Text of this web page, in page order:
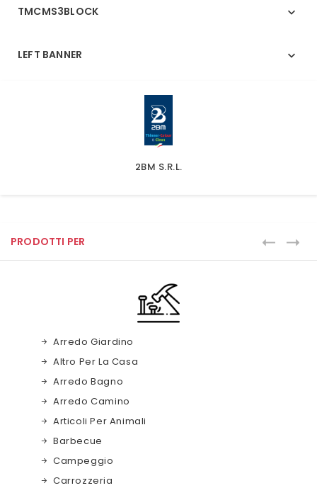
TMCMS3BLOCK 
LEFT BANNER 
2BM S.r.l.
PRODOTTI PER
Arredo Giardino
Altro Per La Casa
Arredo Bagno
Arredo Camino
Articoli Per Animali
Barbecue
Campeggio
Carrozzeria